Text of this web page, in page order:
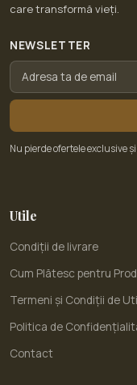
care transformă vieți.
NEWSLETTER
Nu pierde ofertele exclusive
Utile
Condiții de livrare
Cum Plătesc pentru
Termeni și Condiții de
Politica de
Contact